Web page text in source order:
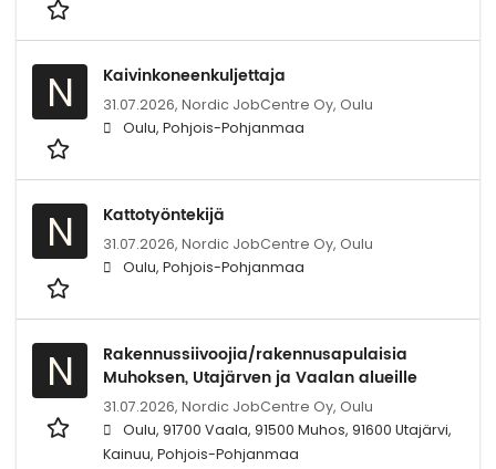
N Kaivinkoneenkuljettaja
31.07.2026, Nordic JobCentre Oy, Oulu
Oulu, Pohjois-Pohjanmaa
N Kattotyöntekijä
31.07.2026, Nordic JobCentre Oy, Oulu
Oulu, Pohjois-Pohjanmaa
N
Rakennussiivoojia/rakennusapulaisia
Muhoksen, Utajärven ja Vaalan alueille
31.07.2026, Nordic JobCentre Oy, Oulu
Oulu, 91700 Vaala, 91500 Muhos, 91600 Utajärvi,
Kainuu, Pohjois-Pohjanmaa